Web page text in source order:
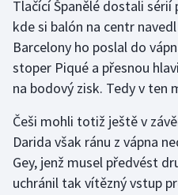
Krasobruslení
Lezení
Moderní pětiboj
Motorsport
Tlačící Španělé dostali
kde si balón na centr
Barcelony ho poslal do
stoper Piqué a přesnou
na bodový zisk. Tedy v ten
Češi mohli totiž ještě v
Darida však ránu z vápna
Gey, jenž musel předvést
uchránil tak vítězný vstup